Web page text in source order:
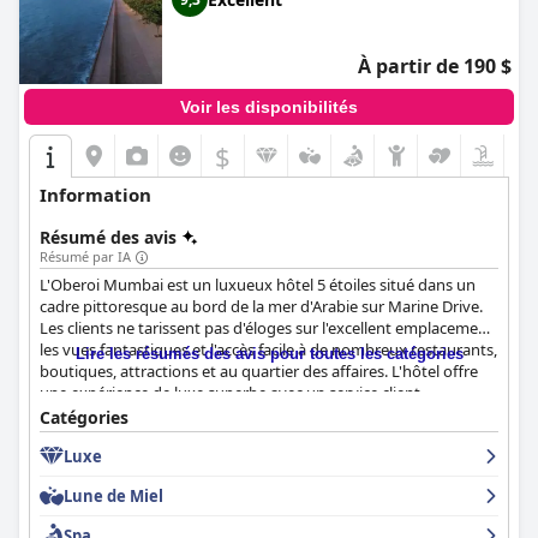
À partir de 190 $
Voir les disponibilités
$
Information
Résumé des avis
Résumé par IA
L'Oberoi Mumbai est un luxueux hôtel 5 étoiles situé dans un
cadre pittoresque au bord de la mer d'Arabie sur Marine Drive.
Les clients ne tarissent pas d'éloges sur l'excellent emplacement,
les vues fantastiques et l'accès facile à de nombreux restaurants,
boutiques, attractions et au quartier des affaires. L'hôtel offre
une expérience de luxe superbe avec un service client
exceptionnel et un personnel amical. Le petit déjeuner est très
recommandé, avec un grand choix et des plats chauds
fantastiques. Les restaurants indien et japonais sont
propose de petites portions. Les chambres sont charmantes,
spacieuses et confortables et offrent une vue imprenable sur la
Lire les résumés des avis pour toutes les catégories
Catégories
Luxe
Lune de Miel